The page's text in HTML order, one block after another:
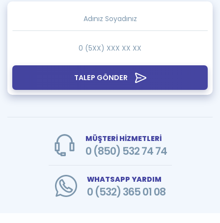
TALEP GÖNDER
MÜŞTERİ HİZMETLERİ
0 (850) 532 74 74
WHATSAPP YARDIM
0 (532) 365 01 08